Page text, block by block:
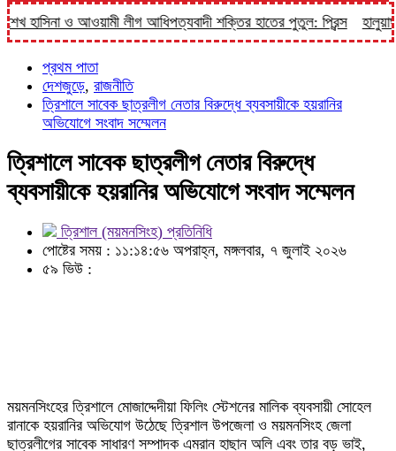
ও আওয়ামী লীগ আধিপত্যবাদী শক্তির হাতের পুতুল: প্রিন্স হালুয়াঘাট
প্রথম পাতা
দেশজুড়ে, রাজনীতি
ত্রিশালে সাবেক ছাত্রলীগ নেতার বিরুদ্ধে ব্যবসায়ীকে হয়রানির
অভিযোগে সংবাদ সম্মেলন
ত্রিশালে সাবেক ছাত্রলীগ নেতার বিরুদ্ধে
ব্যবসায়ীকে হয়রানির অভিযোগে সংবাদ সম্মেলন
ত্রিশাল (ময়মনসিংহ) প্রতিনিধি
পোষ্টের সময় : ১১:১৪:৫৬ অপরাহ্ন, মঙ্গলবার, ৭ জুলাই ২০২৬
৫৯ ভিউ :
ময়মনসিংহের ত্রিশালে মোজাদ্দেদীয়া ফিলিং স্টেশনের মালিক ব্যবসায়ী সোহেল
রানাকে হয়রানির অভিযোগ উঠেছে ত্রিশাল উপজেলা ও ময়মনসিংহ জেলা
ছাত্রলীগের সাবেক সাধারণ সম্পাদক এমরান হাছান অলি এবং তার বড় ভাই,